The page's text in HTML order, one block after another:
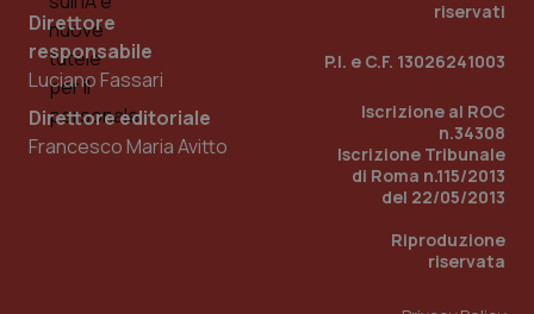
Direttore
responsabile
Luciano Fassari
Direttore editoriale
Francesco Maria Avitto
riservati
P.I. e C.F. 13026241003
Iscrizione al ROC
n.34308
Iscrizione Tribunale
di Roma n.115/2013
del 22/05/2013
Riproduzione
riservata